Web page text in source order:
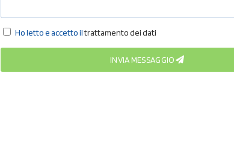
Ho letto e accetto iltrattamento dei dati
INVIA MESSAGGIO